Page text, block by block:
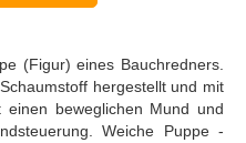
(Figur) eines Bauchredners.
hergestellt und mit
beweglichen Mund und
Weiche Puppe -